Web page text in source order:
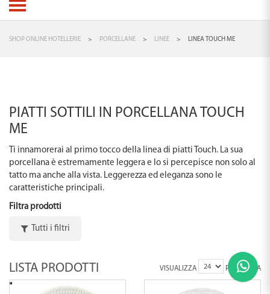
SHOP ONLINE HOTELLERIE > PORCELLANE > LINEE > LINEA TOUCH ME
PIATTI SOTTILI IN PORCELLANA TOUCH
ME
Ti innamorerai al primo tocco della linea di piatti Touch. La sua
porcellana è estremamente leggera e lo si percepisce non solo al
tatto ma anche alla vista. Leggerezza ed eleganza sono le
caratteristiche principali.
Filtra prodotti
Tutti i filtri
LISTA PRODOTTI VISUALIZZA PER PAGINA